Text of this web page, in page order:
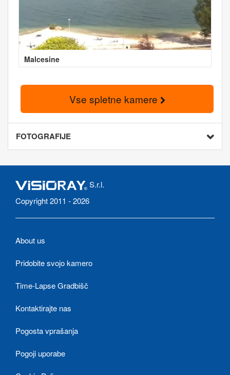
Malcesine
Vse spletne kamere
FOTOGRAFIJE
S.r.l.
Copyright 2011 - 2026
About us
Pridobite svojo kamero
Time-Lapse Gradbišč
Kontaktirajte nas
Pogosta vprašanja
Pogoji uporabe